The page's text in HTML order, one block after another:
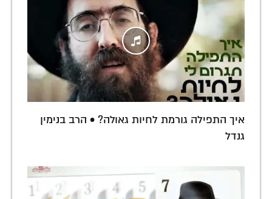
איך התפילה גורמת לחיות גאולה? • הרב בנימין
גנדל